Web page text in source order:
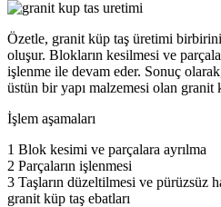
Özetle, granit küp taş üretimi
oluşur. Blokların kesilmesi ve
işlenme ile devam eder. Sonuç
üstün bir yapı malzemesi olan granit
İşlem aşamaları
1 Blok kesimi ve parçalara ayrılma
2 Parçaların işlenmesi
3 Taşların düzeltilmesi ve pürüzsüz
granit küp taş ebatları